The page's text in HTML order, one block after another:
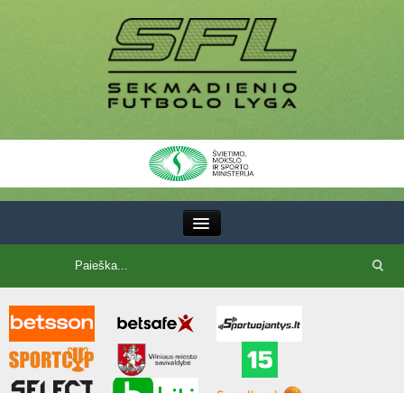
SFL taurė